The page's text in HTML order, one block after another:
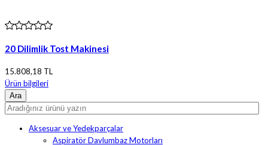
20 Dilimlik Tost Makinesi
15.808,18 TL
Ürün bilgileri
Aksesuar ve Yedekparçalar
Aspiratör Davlumbaz Motorları